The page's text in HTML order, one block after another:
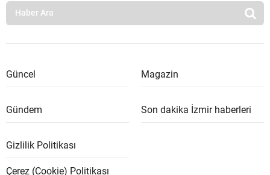
Güncel Magazin
Gündem Son dakika İzmir haberleri
Gizlilik Politikası
Çerez (Cookie) Politikası